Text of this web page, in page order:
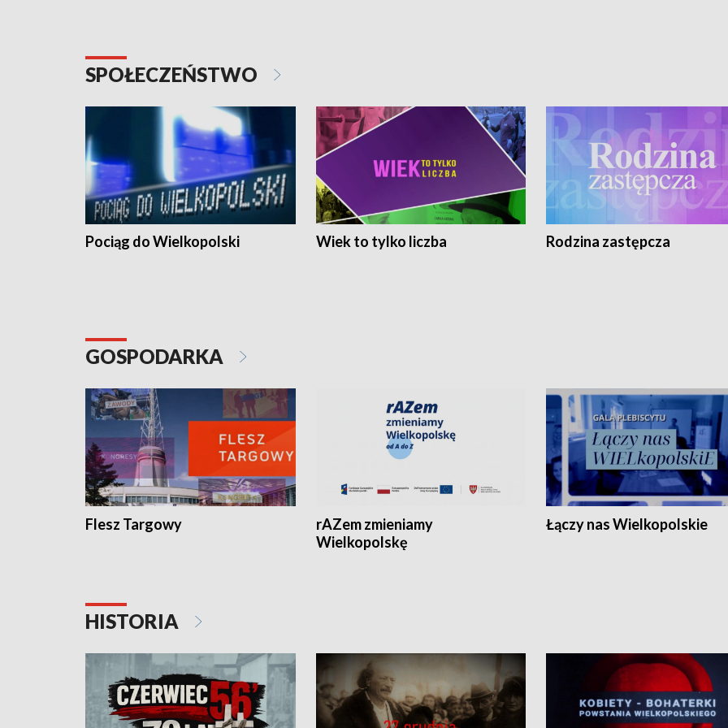
SPOŁECZEŃSTWO
Pociąg do Wielkopolski Wiek to tylko liczba Rodzina zastępcza
GOSPODARKA
Flesz Targowy
rAZem zmieniamy
Wielkopolskę
Łączy nas Wielkopolskie
HISTORIA